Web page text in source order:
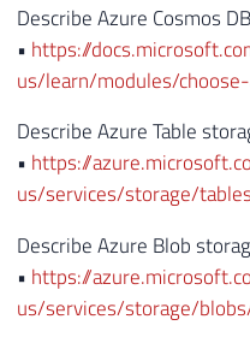
Describe Azure Cosmos
• https://
us/learn/modules/
Describe Azure Table
• https://
us/services/storage/
Describe Azure Blob
• https://
us/services/storage/